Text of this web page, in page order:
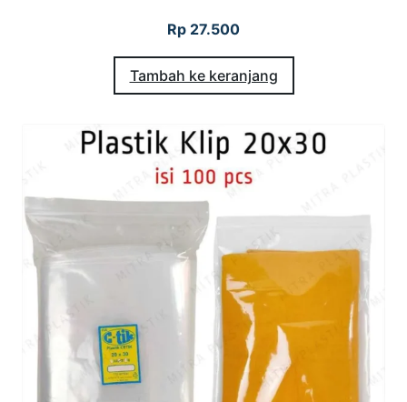
Rp 27.500
Tambah ke keranjang